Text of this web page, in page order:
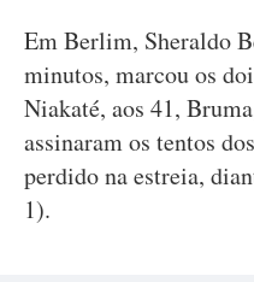
Em Berlim, Sheraldo
minutos, marcou os
Niakaté, aos 41,
assinaram os tentos
perdido na estreia,
1).